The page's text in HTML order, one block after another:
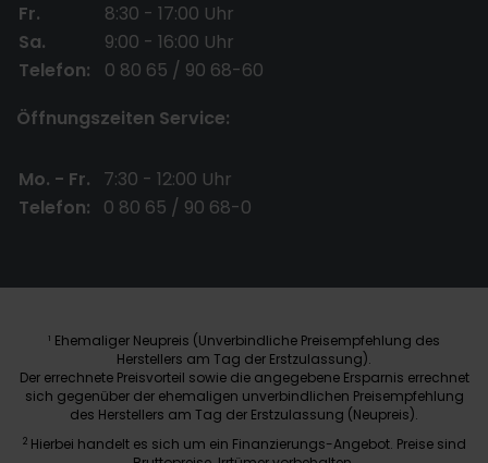
Fr.
8:30 - 17:00 Uhr
Sa.
9:00 - 16:00 Uhr
Telefon:
0 80 65 / 90 68-60
Öffnungszeiten Service:
Mo. - Fr.
7:30 - 12:00 Uhr
Telefon:
0 80 65 / 90 68-0
1 Ehemaliger Neupreis (Unverbindliche Preisempfehlung des
Herstellers am Tag der Erstzulassung).
Der errechnete Preisvorteil sowie die angegebene Ersparnis errechnet
sich gegenüber der ehemaligen unverbindlichen Preisempfehlung
des Herstellers am Tag der Erstzulassung (Neupreis).
2 Hierbei handelt es sich um ein Finanzierungs-Angebot. Preise sind